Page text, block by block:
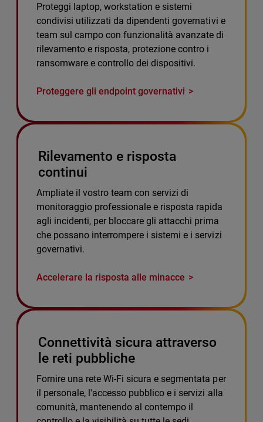
Proteggi laptop, workstation e sistemi
condivisi utilizzati da dipendenti governativi e
team sul campo con funzionalità avanzate di
rilevamento e risposta, protezione contro i
ransomware e controllo dei dispositivi.
Proteggere gli endpoint governativi
Rilevamento e risposta
continui
Ampliate il vostro team con servizi di
monitoraggio professionale e risposta rapida
agli incidenti, per bloccare gli attacchi prima
che possano interrompere i sistemi e i servizi
governativi.
Accelerare la risposta alle minacce
Connettività sicura attraverso
le reti pubbliche
Fornire una rete Wi-Fi sicura e segmentata per
il personale, l'accesso pubblico e i servizi alla
comunità, mantenendo al contempo il